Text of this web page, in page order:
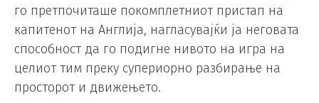
го претпочиташе покомплетниот пристап на
капитенот на Англија, нагласувајќи ја неговата
способност да го подигне нивото на игра на
целиот тим преку супериорно разбирање на
просторот и движењето.